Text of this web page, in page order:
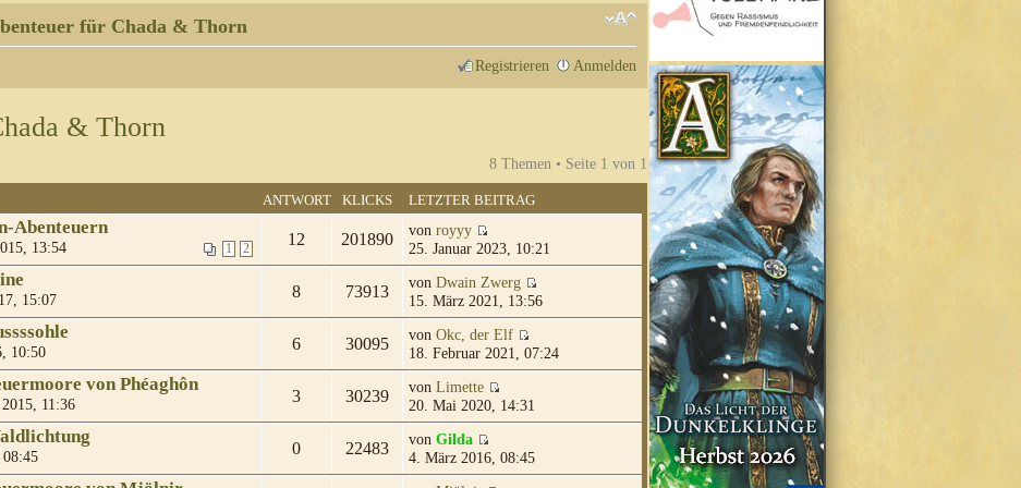
für Chada & Thorn
Registrieren Anmelden
& Thorn
8 Themen • Seite 1 von 1
ANTWORT KLICKS LETZTER BEITRAG
Abenteuern
1 2
13:54 12 201890 von royyy
25. Januar 2023, 10:21
15:07 8 73913 von Dwain Zwerg
15. März 2021, 13:56
10:50 6 30095 von Okc, der Elf
18. Februar 2021, 07:24
von Phéaghôn
11:36 3 30239 von Limette
20. Mai 2020, 14:31
0 22483 von Gilda
4. März 2016, 08:45